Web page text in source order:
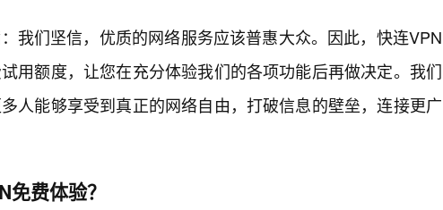
我们坚信，优质的网络服务应该普惠大众。因此，快连VPN
用额度，让您在充分体验我们的各项功能后再做决定。我们
人能够享受到真正的网络自由，打破信息的壁垒，连接更广
费体验？